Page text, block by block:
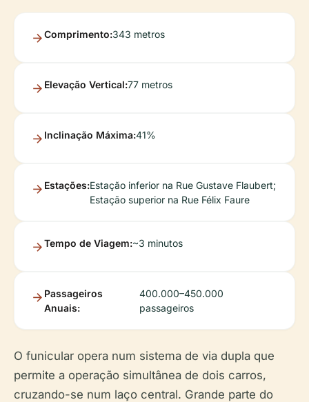
Comprimento:343 metros
Elevação Vertical:77 metros
Inclinação Máxima:41%
Estações:Estação inferior na Rue Gustave Flaubert;
Estação superior na Rue Félix Faure
Tempo de Viagem:~3 minutos
Passageiros
Anuais:
400.000–450.000
passageiros
O funicular opera num sistema de via dupla que
permite a operação simultânea de dois carros,
cruzando-se num laço central. Grande parte do